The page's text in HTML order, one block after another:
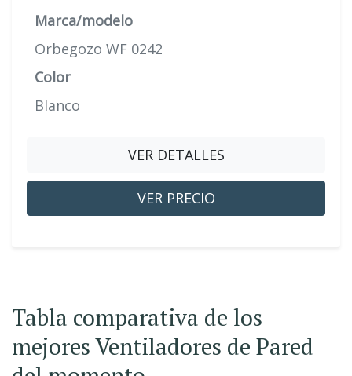
Marca/modelo
Orbegozo WF 0242
Color
Blanco
VER DETALLES
VER PRECIO
Tabla comparativa de los
mejores Ventiladores de Pared